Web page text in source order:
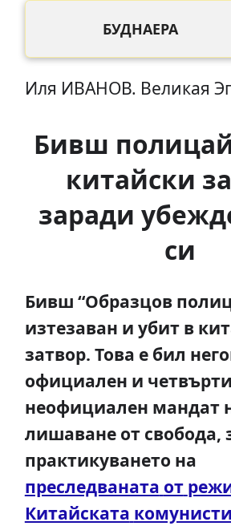
БУДНАЕРА
Иля ИВАНОВ. Великая
Бивш
китайски
заради
си
Бивш “Образцов
изтезаван и убит в
затвор. Това е бил
официален и четвърти
неофициален мандат
лишаване от свобода,
практикуването на
преследваната от
Китайската